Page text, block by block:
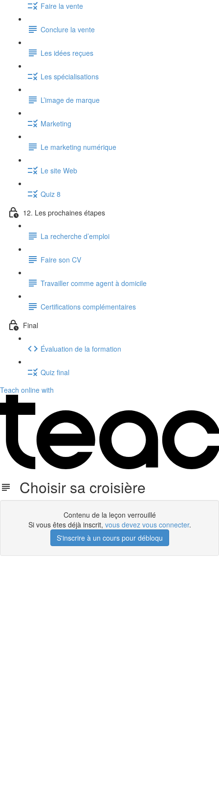
Faire la vente
Conclure la vente
Les idées reçues
Les spécialisations
L’image de marque
Marketing
Le marketing numérique
Le site Web
Quiz 8
12. Les prochaines étapes
La recherche d’emploi
Faire son CV
Travailler comme agent à domicile
Certifications complémentaires
Final
Évaluation de la formation
Quiz final
Teach online with
Choisir sa croisière
Contenu de la leçon verrouillé
Si vous êtes déjà inscrit, vous devez vous connecter.
S'inscrire à un cours pour débloqu